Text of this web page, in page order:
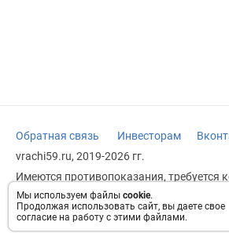
Мы используем файлы cookie.
Продолжая использовать сайт, вы даете свое
согласие на работу с этими файлами.
Обратная связь Инвесторам
vrachi59.ru, 2019-2026 гг.
Имеются противопоказания, требуется
заменяет прием врача.
Возрастное ограничение: 18+